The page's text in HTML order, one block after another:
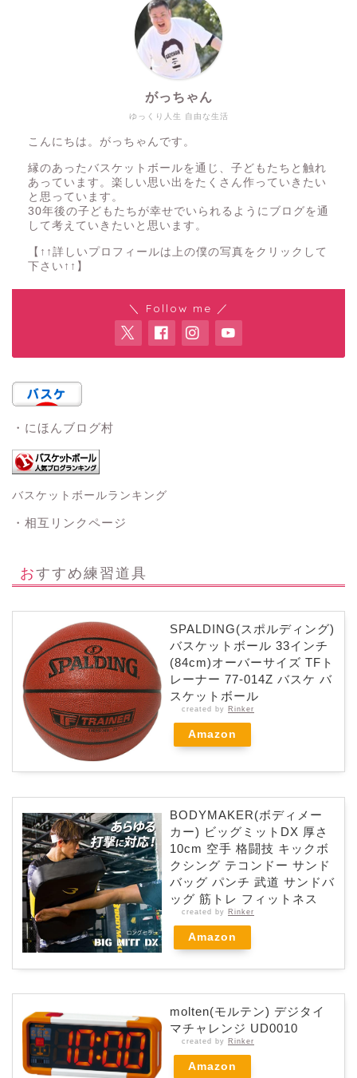
ゆっくり人生 自由な生活
がっちゃん
こんにちは。がっちゃんです。
縁のあったバスケットボールを通じ、子どもたちと触れ
あっています。楽しい思い出をたくさん作っていきたい
と思っています。
30年後の子どもたちが幸せでいられるようにブログを通
して考えていきたいと思います。
【↑↑詳しいプロフィールは上の僕の写真をクリックして
下さい↑↑】
＼ Follow me ／
・にほんブログ村
バスケットボールランキング
・相互リンクページ
おすすめ練習道具
SPALDING(スポルディング)
バスケットボール 33インチ
(84cm)オーバーサイズ TFト
レーナー 77-014Z バスケ バ
スケットボール
created by Rinker
Amazon
BODYMAKER(ボディメー
カー) ビッグミットDX 厚さ
10cm 空手 格闘技 キックボ
クシング テコンドー サンド
バッグ パンチ 武道 サンドバ
ッグ 筋トレ フィットネス
created by Rinker
Amazon
molten(モルテン) デジタイ
マチャレンジ UD0010
created by Rinker
Amazon